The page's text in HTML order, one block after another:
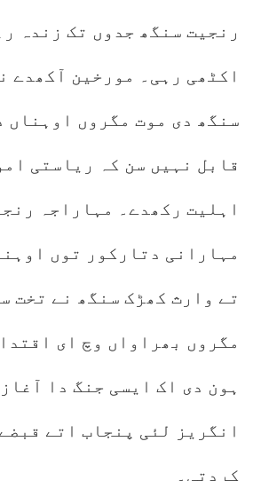
رنجیت سنگھ جدوں تک زندہ
اکٹھی رہی۔ مورخین آکھدے
سنگھ دی موت مگروں اوہناں
قابل نہیں سن کہ ریاستی
اہلیت رکھدے۔ مہاراجہ
مہارانی دتارکور توں
تے وارث کھڑک سنگھ نے تخت
مگروں بھراواں وچ ای
ہون دی اک ایسی جنگ دا
انگریز لئی پنجاب اتے
کردتی۔